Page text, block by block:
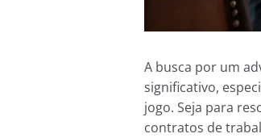
A busca por um
significativo,
jogo. Seja para
contratos de